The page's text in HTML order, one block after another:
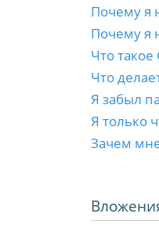
Почему я
Почему я
Что такое
Что
Я забыл
Я только
Зачем